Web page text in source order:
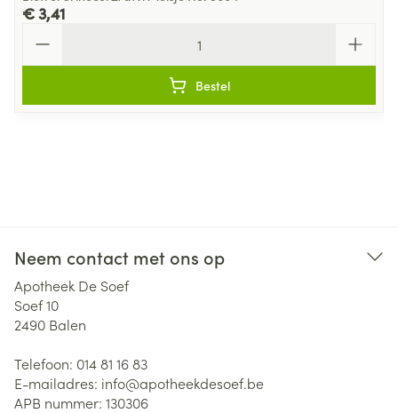
€ 3,41
Bestel
Neem contact met ons op
Apotheek De Soef
Soef 10
2490 Balen
Telefoon: 014 81 16 83
E-mailadres: info@apotheekdesoef.be
APB nummer: 130306